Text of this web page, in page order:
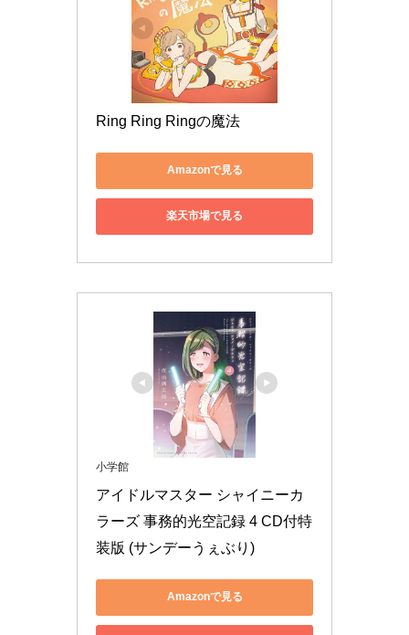
Ring Ring Ringの魔法
Amazonで見る
楽天市場で見る
小学館
アイドルマスター シャイニーカ
ラーズ 事務的光空記録 4 CD付特
装版 (サンデーうぇぶり)
Amazonで見る